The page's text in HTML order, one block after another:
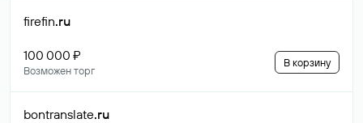
firefin.ru
100 000 ₽
Возможен торг
В корзину
bontranslate.ru